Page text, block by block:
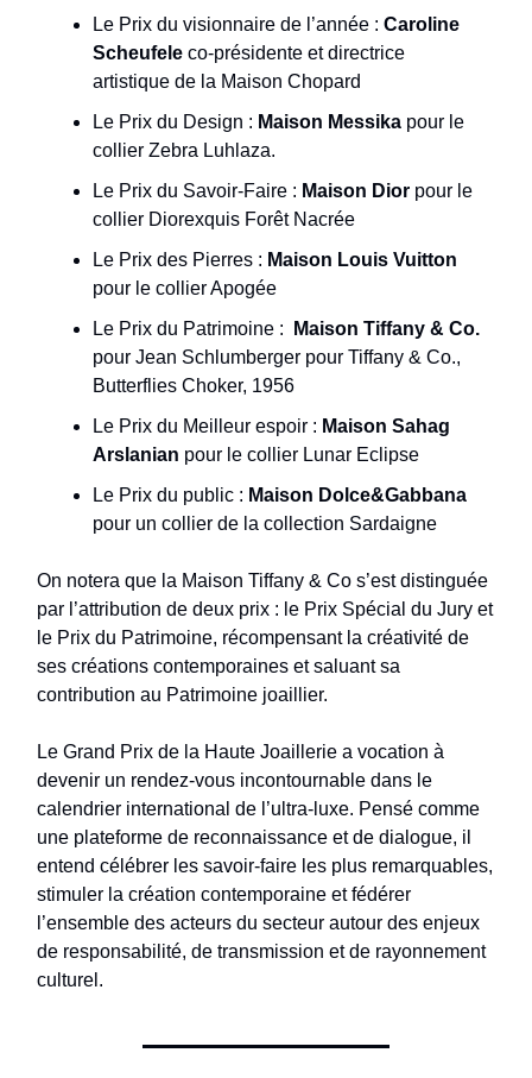
Le Prix du visionnaire de l’année : Caroline
Scheufele co-présidente et directrice
artistique de la Maison Chopard
Le Prix du Design : Maison Messika pour le
collier Zebra Luhlaza.
Le Prix du Savoir-Faire : Maison Dior pour le
collier Diorexquis Forêt Nacrée
Le Prix des Pierres : Maison Louis Vuitton
pour le collier Apogée
Le Prix du Patrimoine :
Maison Tiffany & Co.
pour Jean Schlumberger pour Tiffany & Co.,
Butterflies Choker, 1956
Le Prix du Meilleur espoir : Maison Sahag
Arslanian pour le collier Lunar Eclipse
Le Prix du public : Maison Dolce&Gabbana
pour un collier de la collection Sardaigne
On notera que la Maison Tiffany & Co s’est distinguée
par l’attribution de deux prix : le Prix Spécial du Jury et
le Prix du Patrimoine, récompensant la créativité de
ses créations contemporaines et saluant sa
contribution au Patrimoine joaillier.
Le Grand Prix de la Haute Joaillerie a vocation à
devenir un rendez-vous incontournable dans le
calendrier international de l’ultra-luxe. Pensé comme
une plateforme de reconnaissance et de dialogue, il
entend célébrer les savoir-faire les plus remarquables,
stimuler la création contemporaine et fédérer
l’ensemble des acteurs du secteur autour des enjeux
de responsabilité, de transmission et de rayonnement
culturel.